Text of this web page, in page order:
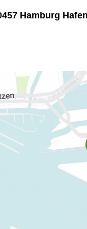
Hamburg